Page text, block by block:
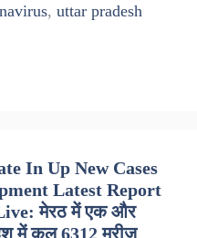
, uttar pradesh
In Up New Cases
Latest Report
मेरठ में एक और
में कुल 6312 मरीज